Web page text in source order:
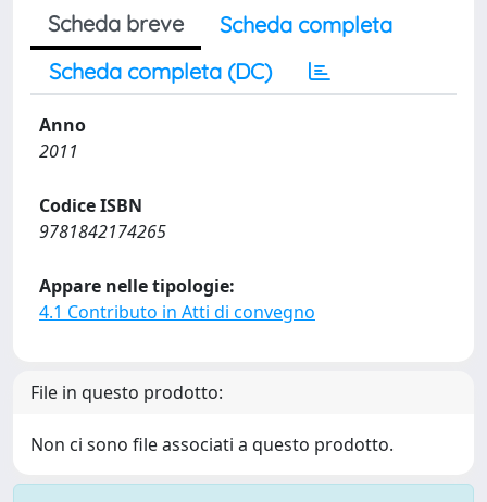
Scheda breve
Scheda completa
Scheda completa (DC)
Anno
2011
Codice ISBN
9781842174265
Appare nelle tipologie:
4.1 Contributo in Atti di convegno
File in questo prodotto:
Non ci sono file associati a questo prodotto.